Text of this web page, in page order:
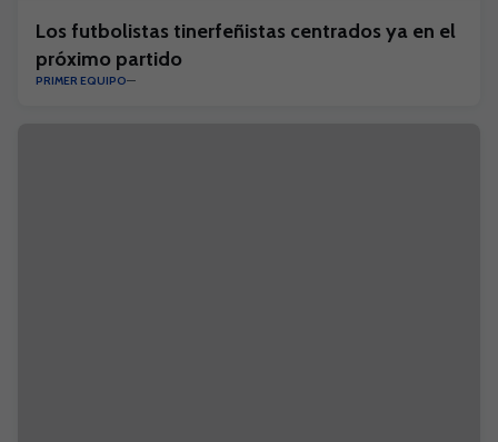
Los futbolistas tinerfeñistas centrados ya en el
próximo partido
PRIMER EQUIPO